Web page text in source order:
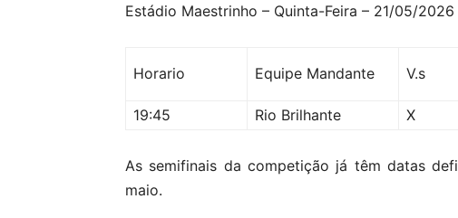
Estádio Maestrinho – Quinta-Feira – 21/05/2026
Horario Equipe Mandante V.s
19:45
Rio Brilhante X
As semifinais da competição já têm datas
maio.